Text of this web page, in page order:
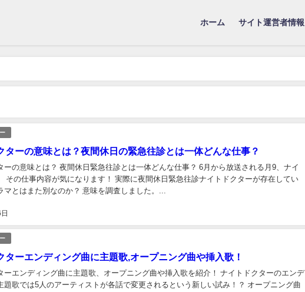
ホーム サイト運営者情報
ターの意味とは？夜間休日の緊急往診とは一体どんな仕事？
ーの意味とは？ 夜間休日緊急往診とは一体どんな仕事？ 6月から放送される月9、ナイ
その仕事内容が気になります！ 実際に夜間休日緊急往診ナイトドクターが存在してい
マとはまた別なのか？ 意味を調査しました。...
ターエンディング曲に主題歌,オープニング曲や挿入歌！
ーエンディング曲に主題歌、オープニング曲や挿入歌を紹介！ ナイトドクターのエンデ
題歌では5人のアーティストが各話で変更されるという新しい試み！？ オープニング曲